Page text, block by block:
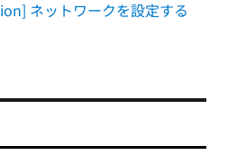
ネットワークを設定する